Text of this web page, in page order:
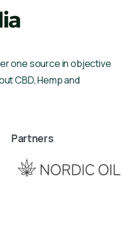
one source in objective
CBD, Hemp and
Partners